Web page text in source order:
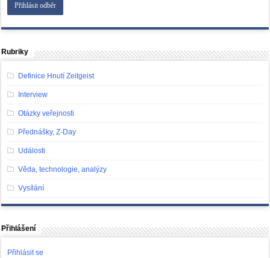
Rubriky
Definice Hnutí Zeitgeist
Interview
Otázky veřejnosti
Přednášky, Z-Day
Události
Věda, technologie, analýzy
Vysílání
Přihlášení
Přihlásit se